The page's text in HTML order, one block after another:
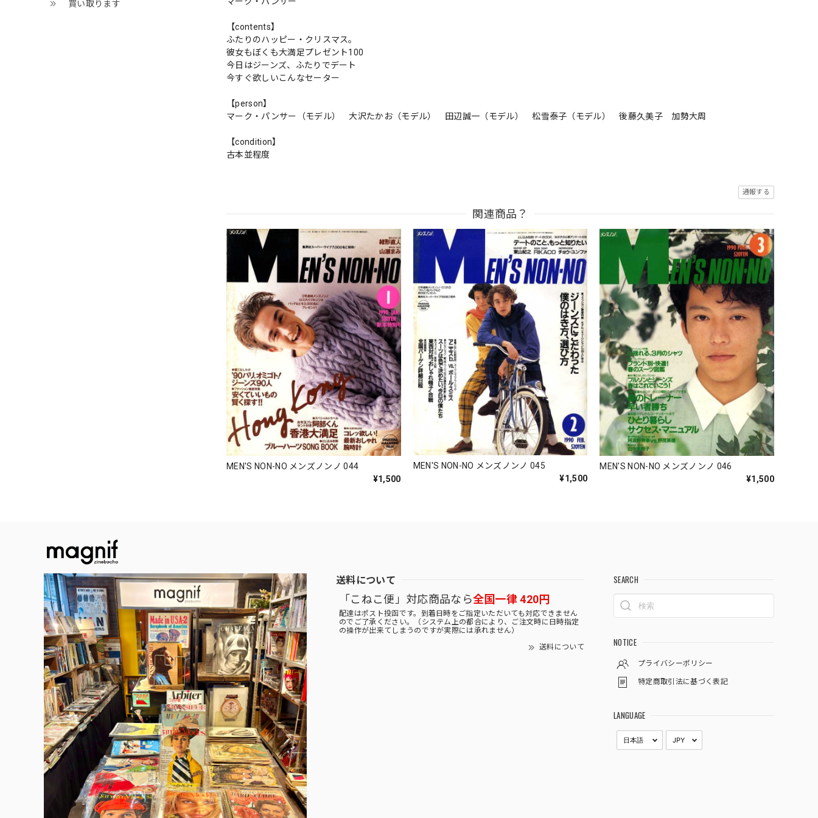
買い取ります
【contents】
ふたりのハッピー・クリスマス。
彼女もぼくも大満足プレゼント100
今日はジーンズ、ふたりでデート
今すぐ欲しいこんなセーター
【person】
マーク・パンサー（モデル） 大沢たかお（モデル） 田辺誠一（モデル） 松雪泰子（モデル） 後藤久美子 加勢大周
【condition】
古本並程度
通報する
関連商品？
MEN'S NON-NO メンズノンノ 044
¥1,500
MEN'S NON-NO メンズノンノ 045
¥1,500
MEN'S NON-NO メンズノンノ 046
¥1,500
送料について
「こねこ便」対応商品なら全国一律 420円
配達はポスト投函です。到着日時をご指定いただいても対応できません
のでご了承ください。（システム上の都合により、ご注文時に日時指定
の操作が出来てしまうのですが実際には承れません）
送料について
SEARCH
NOTICE
プライバシーポリシー
特定商取引法に基づく表記
LANGUAGE